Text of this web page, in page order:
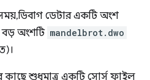
ডিবাগ ডেটার একটি অংশ
বড় অংশটি mandelbrot.dwo
শুধুমাত্র একটি সোর্স ফাইল